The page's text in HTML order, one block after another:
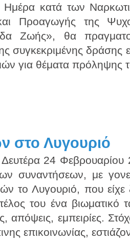
Ημέρα κατά των
Προαγωγής της
Ζωής», θα
συγκεκριμένης δράσης
για θέματα πρόληψης
στο Λυγουριό
24
συναντήσεων, με
το Λυγουριό, που είχε
του ένα βιωματικό
απόψεις, εμπειρίες.
επικοινωνίας,